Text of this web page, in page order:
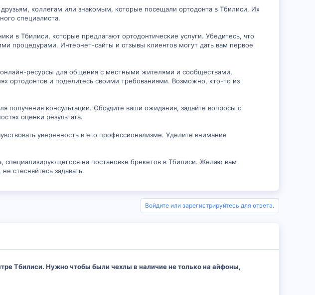
коллегам или знакомым, которые посещали ортодонта в Тбилиси. Их
специалиста.
в Тбилиси, которые предлагают ортодонтические услуги. Убедитесь, что
процедурами. Интернет-сайты и отзывы клиентов могут дать вам первое
ресурсы для общения с местными жителями и сообществами,
ортодонтов и поделитесь своими требованиями. Возможно, кто-то из
получения консультации. Обсудите ваши ожидания, задайте вопросы о
оценки результата.
уверенность в его профессионализме. Уделите внимание
на постановке брекетов в Тбилиси. Желаю вам
стесняйтесь задавать.
Войдите или зарегистрируйтесь для ответа.
Тбилиси. Нужно чтобы были чехлы в наличие не только на айфоны,